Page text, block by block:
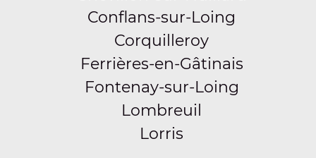
Conflans-sur-Loing
Corquilleroy
Ferrières-en-Gâtinais
Fontenay-sur-Loing
Lombreuil
Lorris